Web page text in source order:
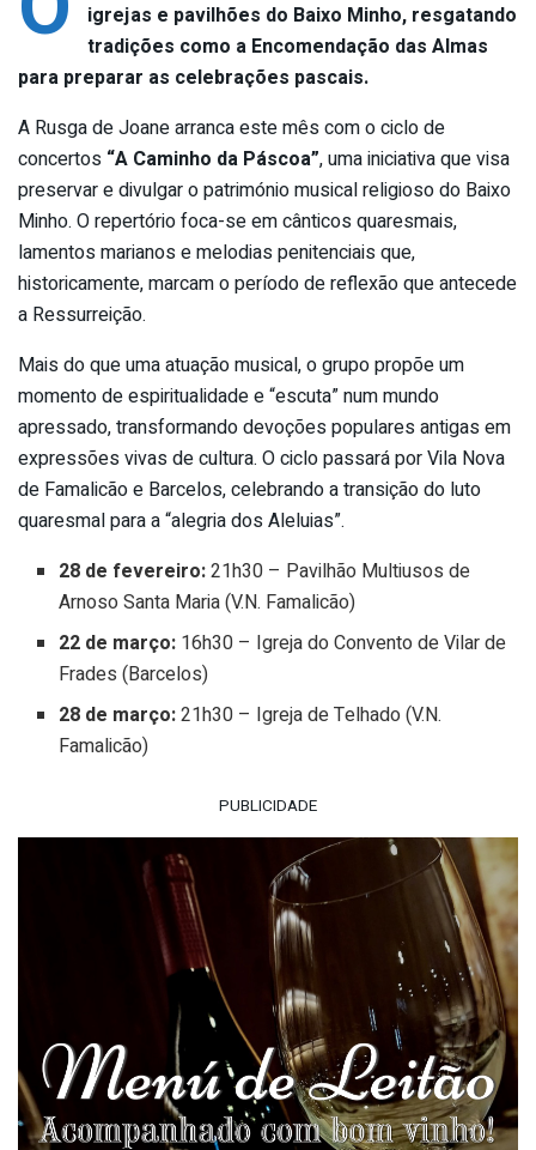
igrejas e pavilhões do Baixo Minho, resgatando
tradições como a Encomendação das Almas
para preparar as celebrações pascais.
A Rusga de Joane arranca este mês com o ciclo de
concertos “A Caminho da Páscoa”, uma iniciativa que visa
preservar e divulgar o património musical religioso do Baixo
Minho. O repertório foca-se em cânticos quaresmais,
lamentos marianos e melodias penitenciais que,
historicamente, marcam o período de reflexão que antecede
a Ressurreição.
Mais do que uma atuação musical, o grupo propõe um
momento de espiritualidade e “escuta” num mundo
apressado, transformando devoções populares antigas em
expressões vivas de cultura. O ciclo passará por Vila Nova
de Famalicão e Barcelos, celebrando a transição do luto
quaresmal para a “alegria dos Aleluias”.
28 de fevereiro:21h30 – Pavilhão Multiusos de
Arnoso Santa Maria (V.N. Famalicão)
22 de março: 16h30 – Igreja do Convento de Vilar de
Frades (Barcelos)
28 de março:21h30 – Igreja de Telhado (V.N.
Famalicão)
PUBLICIDADE